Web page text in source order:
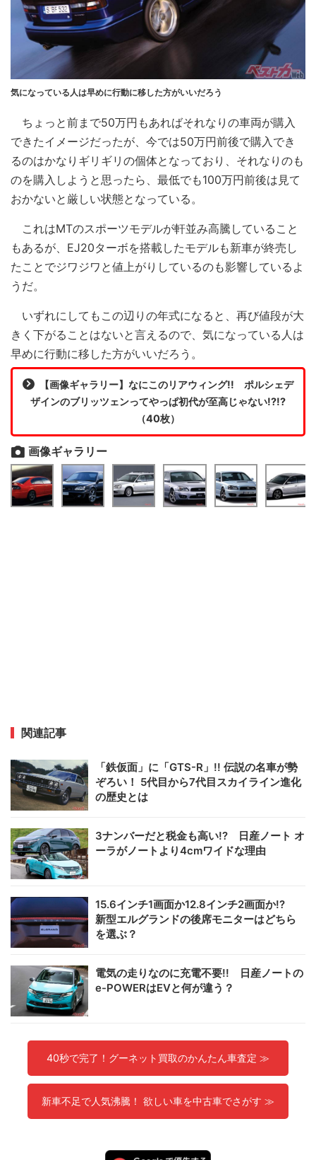
気になっている人は早めに行動に移した方がいいだろう
ちょっと前まで50万円もあればそれなりの車両が購入
できたイメージだったが、今では50万円前後で購入でき
るのはかなりギリギリの個体となっており、それなりのも
のを購入しようと思ったら、最低でも100万円前後は見て
おかないと厳しい状態となっている。
これはMTのスポーツモデルが軒並み高騰していること
もあるが、EJ20ターボを搭載したモデルも新車が終売し
たことでジワジワと値上がりしているのも影響しているよ
うだ。
いずれにしてもこの辺りの年式になると、再び値段が大
きく下がることはないと言えるので、気になっている人は
早めに行動に移した方がいいだろう。
【画像ギャラリー】なにこのリアウィング!! ポルシェデ
ザインのブリッツェンってやっぱ初代が至高じゃない!?!?
（40枚）
画像ギャラリー
関連記事
「鉄仮面」に「GTS-R」!! 伝説の名車が勢
ぞろい！ 5代目から7代目スカイライン進化
の歴史とは
3ナンバーだと税金も高い!? 日産ノート オ
ーラがノートより4cmワイドな理由
15.6インチ1画面か12.8インチ2画面か!?
新型エルグランドの後席モニターはどちら
を選ぶ？
電気の走りなのに充電不要!! 日産ノートの
e-POWERはEVと何が違う？
40秒で完了！グーネット買取のかんたん車査定 ≫
新車不足で人気沸騰！ 欲しい車を中古車でさがす ≫